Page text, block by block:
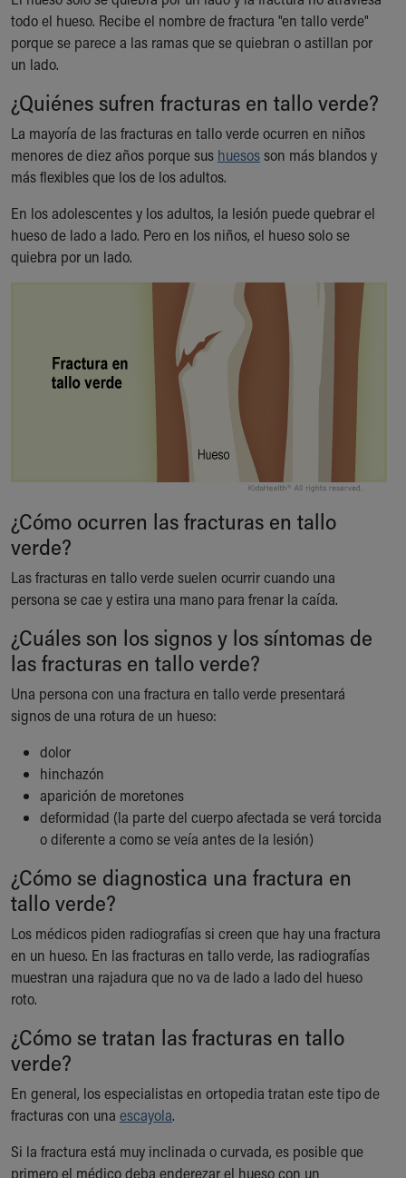
Ronald McDonald House Care Mobile
Symptom Checker
Price Estimates
Sports Health Services Provider for Akron Zips
New Parents
Find a Pediatrics Location
Find a Pediatrician
MyChart
Make an Appointment
Child Passenger Safety
Safe Sleep for Babies
About Akron Children's Pediatrics
Who We Are
Building a Brighter Future
Our Mission, Vision, Promise
Our Culture of Caring
Newsroom
Our Leadership
Quality and Patient Safety
Unity and Engagement
Our History
More childhood, please.™
Cincinnati Children's
Your Visit
Directions
Doggie Brigade
During Your Visit
Financial Services
Rest Accommodations
Gift Shop
Department of Public Safety
Health Info
Health Information
Healthy Info, Healthy Kids
Inside Children's Blog
Family Library
Educational Resources
Medical Records
Symptom Checker
Skip to main content
todo el hueso. Recibe el nombre de fractura "en tallo verde"
porque se parece a las ramas que se quiebran o astillan por
un lado.
¿Quiénes sufren fracturas en tallo verde?
La mayoría de las fracturas en tallo verde ocurren en niños
menores de diez años porque sus huesosson más blandos y
más flexibles que los de los adultos.
En los adolescentes y los adultos, la lesión puede quebrar el
hueso de lado a lado. Pero en los niños, el hueso solo se
quiebra por un lado.
¿Cómo ocurren las fracturas en tallo
verde?
Las fracturas en tallo verde suelen ocurrir cuando una
persona se cae y estira una mano para frenar la caída.
¿Cuáles son los signos y los síntomas de
las fracturas en tallo verde?
Una persona con una fractura en tallo verde presentará
signos de una rotura de un hueso:
dolor
hinchazón
aparición de moretones
deformidad (la parte del cuerpo afectada se verá torcida
o diferente a como se veía antes de la lesión)
¿Cómo se diagnostica una fractura en
tallo verde?
Los médicos piden radiografías si creen que hay una fractura
en un hueso. En las fracturas en tallo verde, las radiografías
muestran una rajadura que no va de lado a lado del hueso
roto.
¿Cómo se tratan las fracturas en tallo
verde?
En general, los especialistas en ortopedia tratan este tipo de
fracturas con una escayola.
Si la fractura está muy inclinada o curvada, es posible que
primero el médico deba enderezar el hueso con un